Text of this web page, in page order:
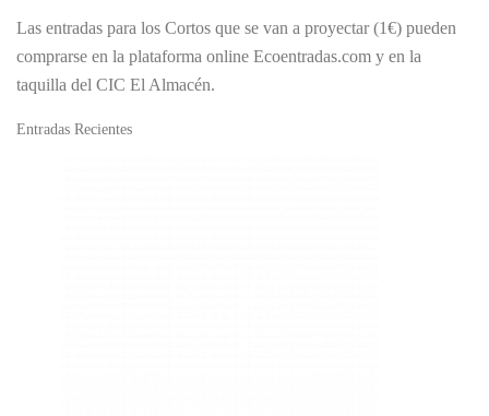
Las entradas para los Cortos que se van a proyectar (1€) pueden
comprarse en la plataforma online Ecoentradas.com y en la
taquilla del CIC El Almacén.
Entradas Recientes